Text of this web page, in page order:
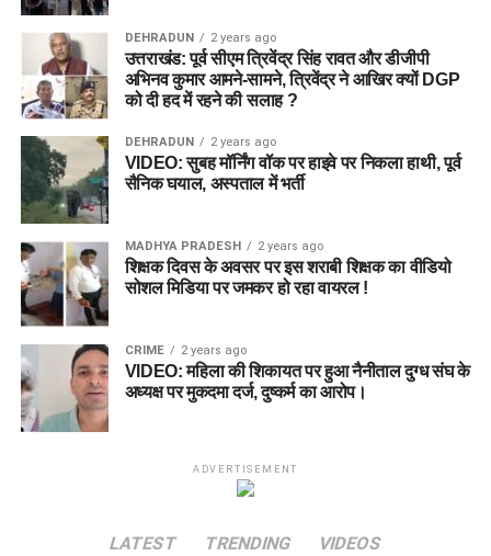
DEHRADUN 2 years ago
उत्तराखंड: पूर्व सीएम त्रिवेंद्र सिंह रावत और डीजीपी
अभिनव कुमार आमने-सामने, त्रिवेंद्र ने आखिर क्यों DGP
को दी हद में रहने की सलाह ?
DEHRADUN 2 years ago
VIDEO: सुबह मॉर्निंग वॉक पर हाइवे पर निकला हाथी, पूर्व
सैनिक घयाल, अस्पताल में भर्ती
MADHYA PRADESH 2 years ago
शिक्षक दिवस के अवसर पर इस शराबी शिक्षक का वीडियो
सोशल मिडिया पर जमकर हो रहा वायरल !
CRIME 2 years ago
VIDEO: महिला की शिकायत पर हुआ नैनीताल दुग्ध संघ के
अध्यक्ष पर मुकदमा दर्ज, दुष्कर्म का आरोप।
ADVERTISEMENT
LATEST TRENDING VIDEOS